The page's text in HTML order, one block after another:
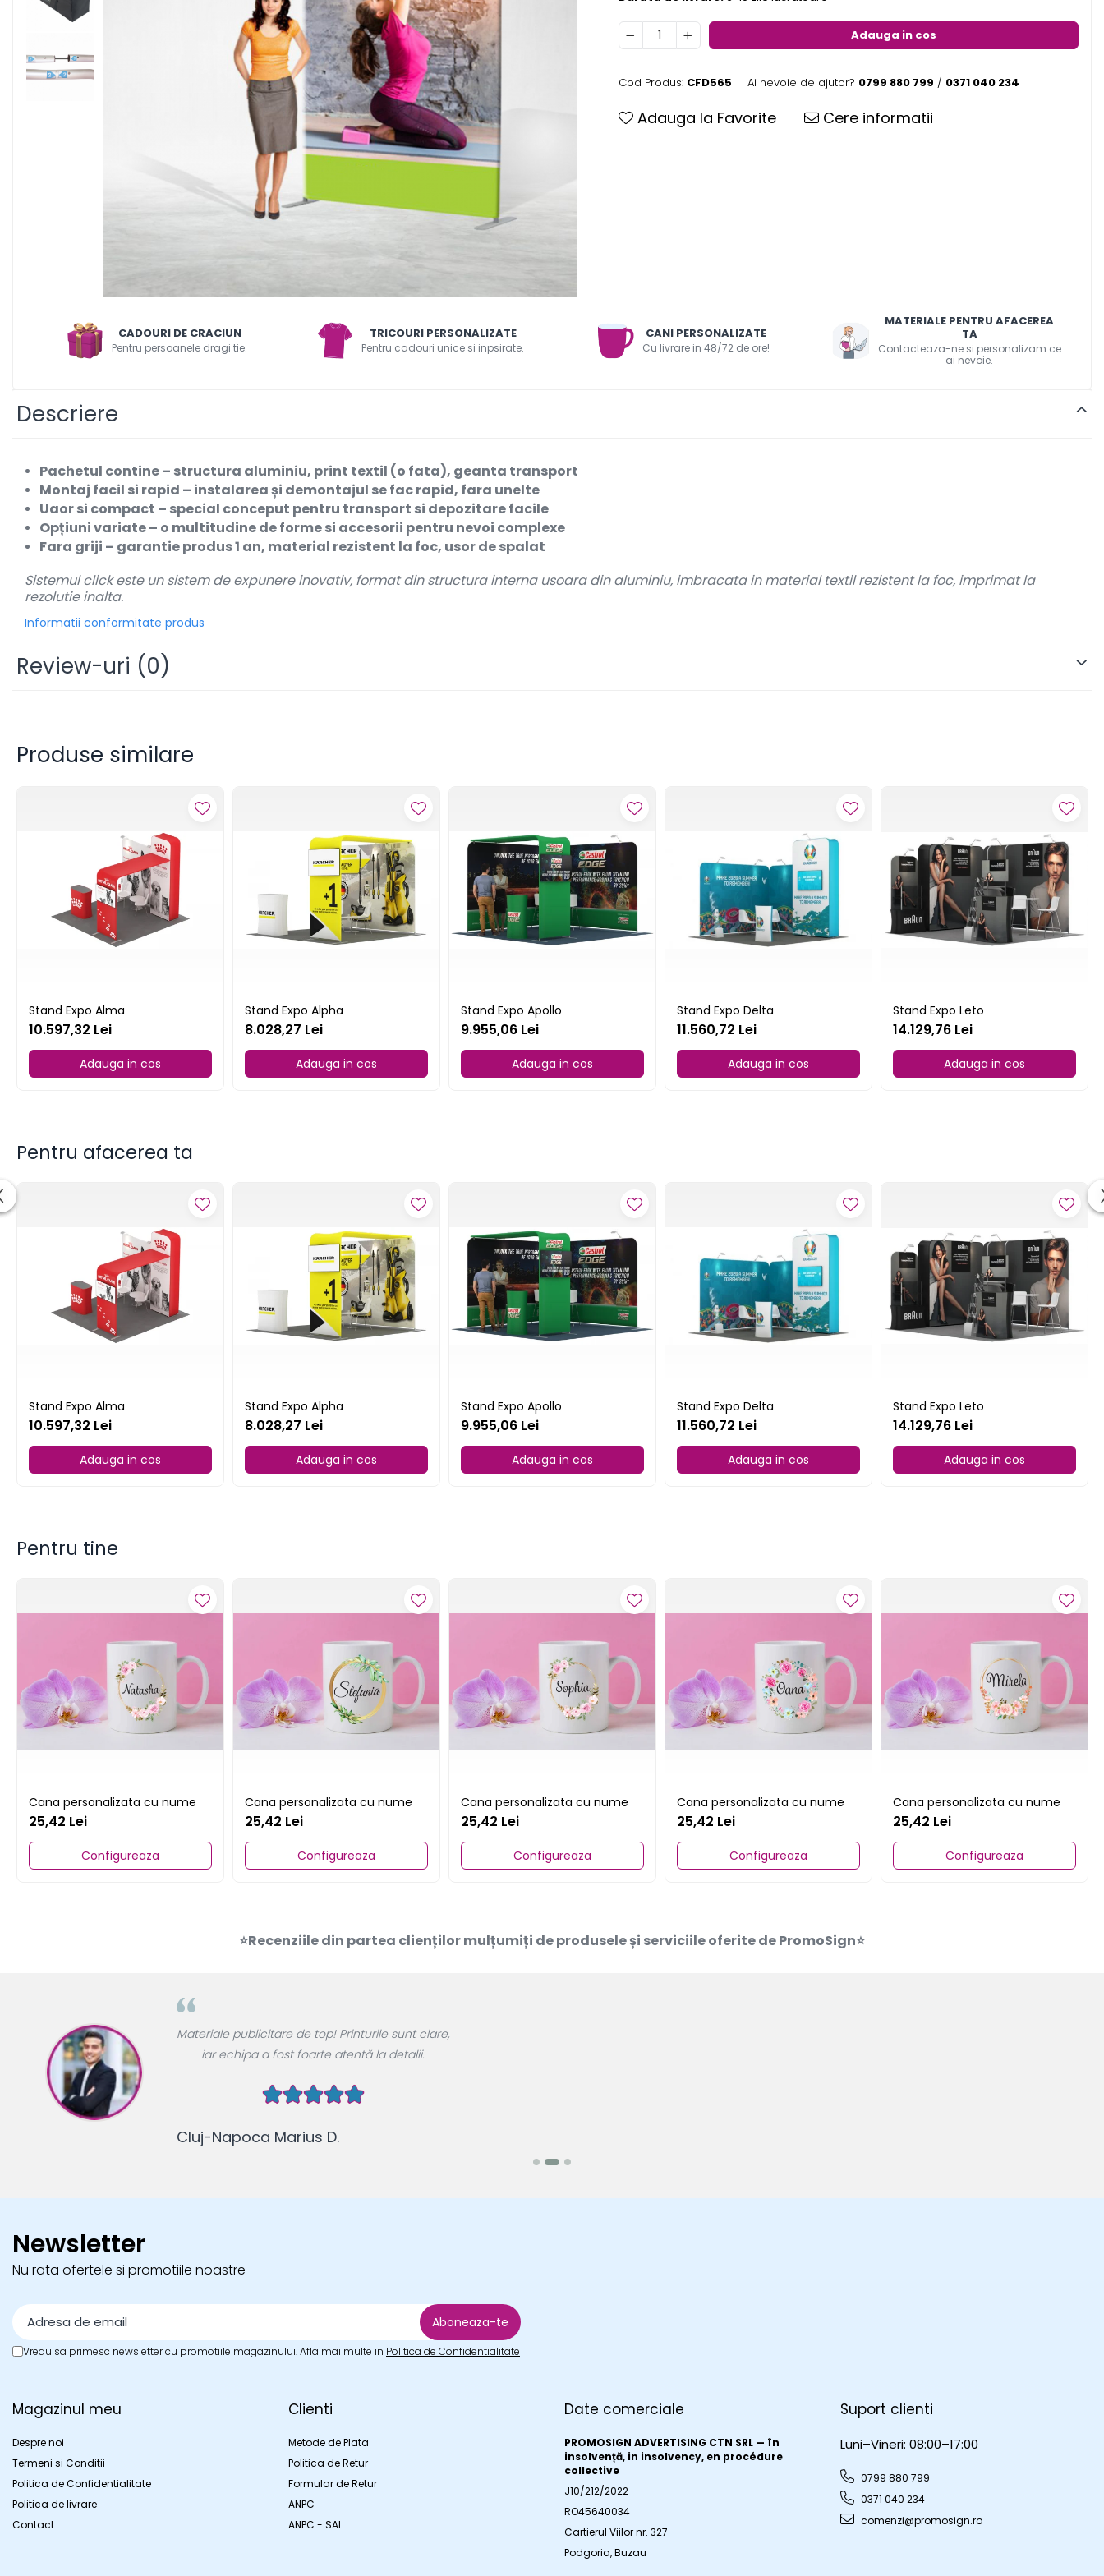
Corturi gonflabile
Porti
Mobilier portabil
Scaune
Outdoor
Accesorii
Corturi Pliabile
Steaguri
Standuri Medii
Standuri Mici
Calendare personalizate
Tricouri personalizate
Stickere de perete
Tablouri cu Licheni stabilizati si
Evenimente Speciale
Adauga in cos
Cod Produs: CFD565 Ai nevoie de ajutor? 0799 880 799 / 0371 040 234
Adauga la Favorite Cere informatii
CADOURI DE CRACIUN
Pentru persoanele dragi tie.
TRICOURI PERSONALIZATE
Pentru cadouri unice si inpsirate.
CANI PERSONALIZATE
Cu livrare in 48/72 de ore!
MATERIALE PENTRU AFACEREA
TA
Contacteaza-ne si personalizam ce
ai nevoie.
Descriere
Pachetul contine– structura aluminiu, print textil (o fata), geanta transport
Montaj facil si rapid – instalarea și demontajul se fac rapid, fara unelte
Uaor si compact – special conceput pentru transport si depozitare facile
Opțiuni variate– o multitudine de forme si accesorii pentru nevoi complexe
Fara griji – garantie produs 1 an, material rezistent la foc, usor de spalat
Sistemul click este un sistem de expunere inovativ, format din structura interna usoara din aluminiu, imbracata in material textil rezistent la foc, imprimat la
rezolutie inalta.
Informatii conformitate produs
Review-uri (0)
Produse similare
Stand Expo Alma
10.597,32 Lei
Adauga in cos
Stand Expo Alpha
8.028,27 Lei
Adauga in cos
Stand Expo Apollo
9.955,06 Lei
Adauga in cos
Stand Expo Delta
11.560,72 Lei
Adauga in cos
Stand Expo Leto
14.129,76 Lei
Adauga in cos
Pentru afacerea ta
Stand Expo Alma
10.597,32 Lei
Adauga in cos
Stand Expo Alpha
8.028,27 Lei
Adauga in cos
Stand Expo Apollo
9.955,06 Lei
Adauga in cos
Stand Expo Delta
11.560,72 Lei
Adauga in cos
Stand Expo Leto
14.129,76 Lei
Adauga in cos
Pentru tine
Cana personalizata cu nume
25,42 Lei
Configureaza
Cana personalizata cu nume
25,42 Lei
Configureaza
Cana personalizata cu nume
25,42 Lei
Configureaza
Cana personalizata cu nume
25,42 Lei
Configureaza
Cana personalizata cu nume
25,42 Lei
Configureaza
⭐Recenziile din partea clienților mulțumiți de produsele și serviciile oferite de PromoSign⭐
Newsletter
Nu rata ofertele si promotiile noastre
Vreau sa primesc newsletter cu promotiile magazinului. Afla mai multe in Politica de Confidentialitate
Magazinul meu
Despre noi
Termeni si Conditii
Politica de Confidentialitate
Politica de livrare
Contact
Clienti
Metode de Plata
Politica de Retur
Formular de Retur
ANPC
ANPC - SAL
Date comerciale
PROMOSIGN ADVERTISING CTN SRL — în
insolvență, in insolvency, en procédure
collective
J10/212/2022
RO45640034
Cartierul Viilor nr. 327
Podgoria, Buzau
Suport clienti
Luni–Vineri: 08:00–17:00
0799 880 799
0371 040 234
comenzi@promosign.ro